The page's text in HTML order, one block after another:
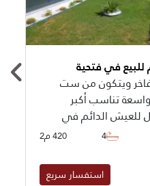
في فتحية
ويتكون من ست
تناسب أكبر
للعيش الدائم في
ساونا وحمام تركي
4 420 م2
استفسار سريع